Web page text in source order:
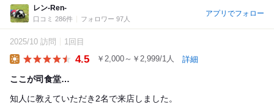
レン-Ren-
口コミ 286件 フォロワー 97人
アプリでフォロー
2025/10 訪問 1回目
4.5 ￥2,000～￥2,999/1人 詳細
ここが司食堂…
知人に教えていただき2名で来店しました。